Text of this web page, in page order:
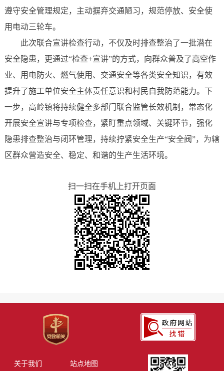
遵守安全管理规定，主动摒弃交通陋习，规范停放、安全使
用电动三轮车。
此次联合宣讲检查行动，不仅及时排查整治了一批潜在
安全隐患，更通过“检查+宣讲”的方式，向群众普及了高空作
业、用电防火、燃气使用、交通安全等各类安全知识，有效
提升了施工单位安全主体责任意识和村民自我防范能力。下
一步，高岭镇将持续健全多部门联合监管长效机制，常态化
开展安全宣讲与专项检查，紧盯重点领域、关键环节，强化
隐患排查整治与闭环管理，持续拧紧安全生产“安全阀”，为辖
区群众营造安全、稳定、和谐的生产生活环境。
扫一扫在手机上打开页面
关于我们 站点地图